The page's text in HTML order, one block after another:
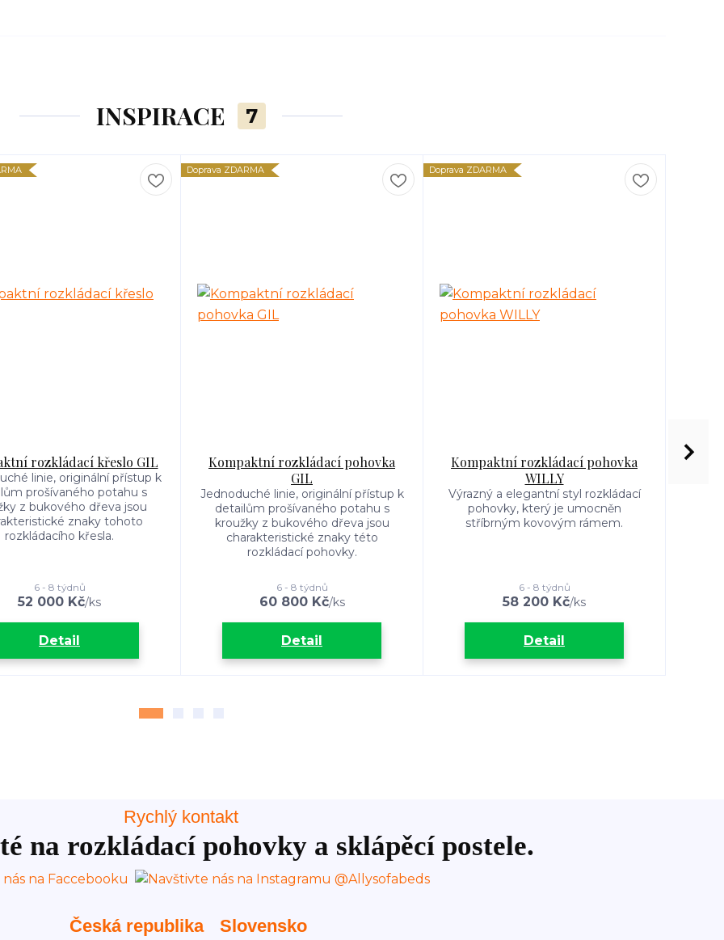
INSPIRACE 7
rozkládací křeslo GIL
linie, originální přístup k
prošívaného potahu s
z bukového dřeva jsou
znaky tohoto
rozkládacího křesla.
52 000 Kč/ks
6 - 8 týdnů
Detail
Doprava ZDARMA
Kompaktní rozkládací pohovka
GIL
Jednoduché linie, originální přístup k
detailům prošívaného potahu s
kroužky z bukového dřeva jsou
charakteristické znaky této
rozkládací pohovky.
60 800 Kč/ks
6 - 8 týdnů
Detail
Doprava ZDARMA
Kompaktní rozkládací pohovka
WILLY
Výrazný a elegantní styl rozkládací
pohovky, který je umocněn
stříbrným kovovým rámem.
58 200 Kč/ks
6 - 8 týdnů
Detail
Rychlý kontakt
na rozkládací pohovky a sklápěcí postele.
Česká republika Slovensko